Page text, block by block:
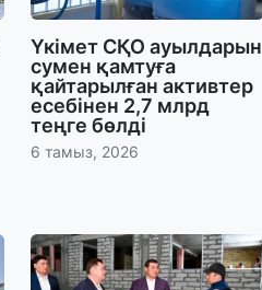
Үкімет СҚО ауылдарын
сумен қамтуға
қайтарылған активтер
есебінен 2,7 млрд
теңге бөлді
6 тамыз, 2026